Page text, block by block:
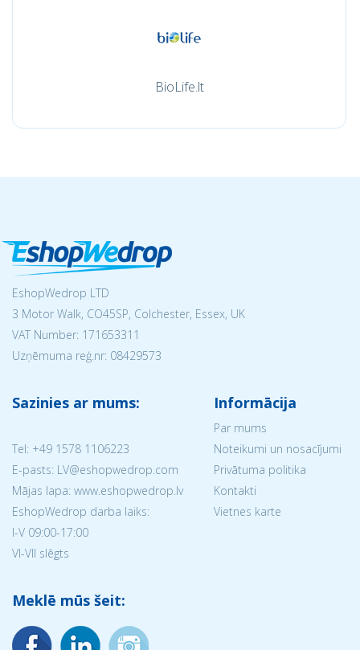
BioLife.lt
EshopWedrop LTD
3 Motor Walk, CO45SP, Colchester, Essex, UK
VAT Number: 171653311
Uzņēmuma reģ.nr: 08429573
Sazinies ar mums:
Tel: +49 1578 1106223
E-pasts: LV@eshopwedrop.com
Mājas lapa: www.eshopwedrop.lv
EshopWedrop darba laiks:
I-V 09:00-17:00
VI-VII slēgts
Informācija
Par mums
Noteikumi un nosacījumi
Privātuma politika
Kontakti
Vietnes karte
Meklē mūs šeit: